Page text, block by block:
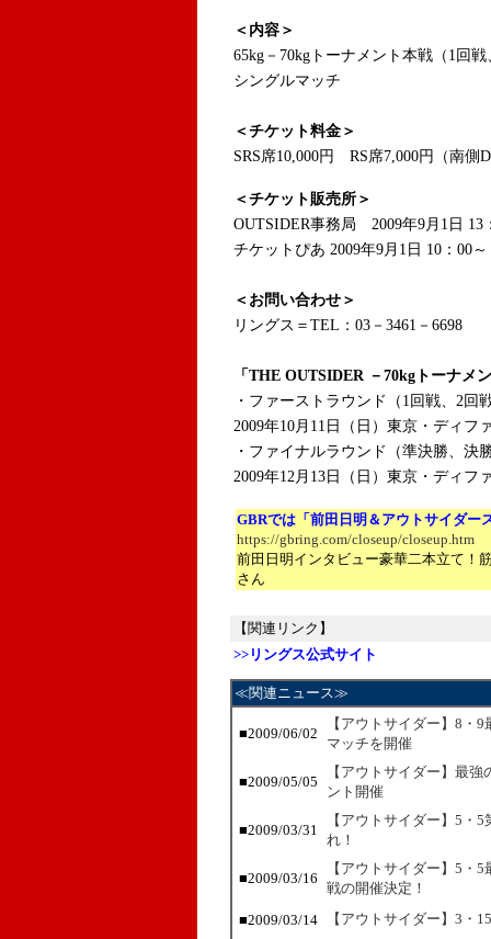
＜内容＞
65kg－70kgトーナメント本戦（1回
シングルマッチ
＜チケット料金＞
SRS席10,000円 RS席7,000円（南側
＜チケット販売所＞
OUTSIDER事務局 2009年9月1日 13
チケットぴあ 2009年9月1日 10：00
＜お問い合わせ＞
リングス＝TEL：03－3461－6698
「THE OUTSIDER －70kgトーナメ
・ファーストラウンド（1回戦、2回
2009年10月11日（日）東京・ディフ
・ファイナルラウンド（準決勝、決
2009年12月13日（日）東京・ディフ
GBRでは「前田日明＆アウトサイダー
https://gbring.com/closeup/closeup.htm
前田日明インタビュー豪華二本立て！
さん
【関連リンク】
>>リングス公式サイト
≪関連ニュース≫
■2009/06/02
【アウトサイダー】8・
マッチを開催
■2009/05/05
【アウトサイダー】最
ント開催
■2009/03/31
【アウトサイダー】5・
れ！
■2009/03/16
【アウトサイダー】5・
戦の開催決定！
■2009/03/14
【アウトサイダー】3・